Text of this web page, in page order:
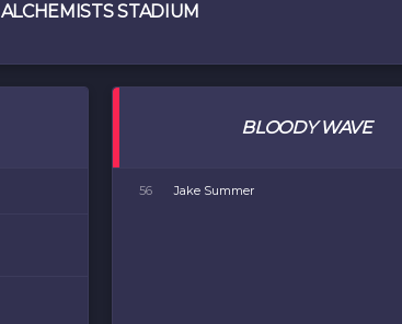
ALCHEMISTS STADIUM
BLOODY WAVE
56 Jake Summer